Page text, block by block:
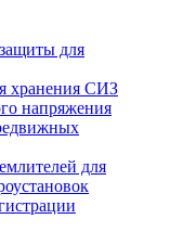
для
хранения СИЗ
напряжения
для